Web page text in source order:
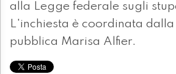
alla Legge federale sugli
L'inchiesta è coordinata
pubblica Marisa Alfier.